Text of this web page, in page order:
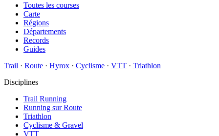
Toutes les courses
Carte
Régions
Départements
Records
Guides
Trail · Route · Hyrox · Cyclisme · VTT · Triathlon
Disciplines
Trail Running
Running sur Route
Triathlon
Cyclisme & Gravel
VTT